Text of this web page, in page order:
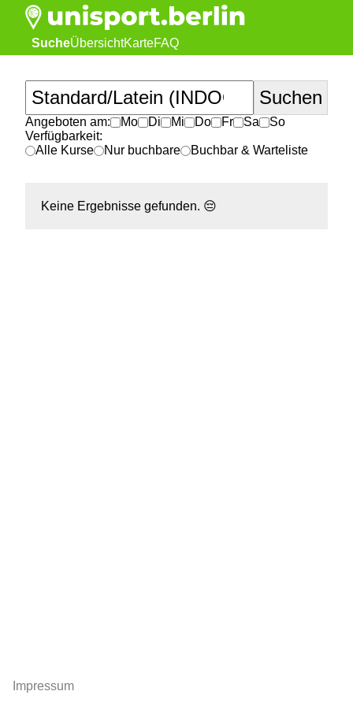
SucheÜbersichtKarteFAQ
Angeboten am: Mo Di Mi Do Fr Sa
So
Verfügbarkeit:
Alle Kurse
Nur buchbare Buchbar & Warteliste
Keine Ergebnisse gefunden. 😔
Impressum